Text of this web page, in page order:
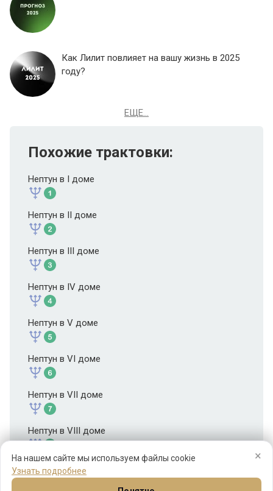
×
На нашем сайте мы используем файлы cookie
Узнать подробнее
Как Лилит повлияет на вашу жизнь в 2025
году?
ЕЩЕ...
Похожие трактовки:
Нептун в I доме
Нептун в II доме
Нептун в III доме
Нептун в IV доме
Нептун в V доме
Нептун в VI доме
Нептун в VII доме
Нептун в VIII доме
Нептун в IX доме